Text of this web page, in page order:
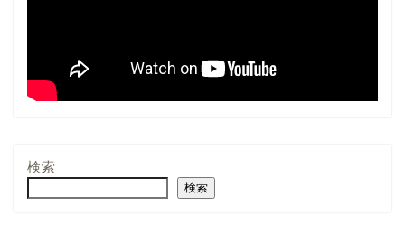
検索
検索